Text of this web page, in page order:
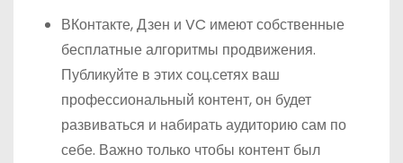
ВКонтакте, Дзен и VC имеют собственные
бесплатные алгоритмы продвижения.
Публикуйте в этих соц.сетях ваш
профессиональный контент, он будет
развиваться и набирать аудиторию сам по
себе. Важно только чтобы контент был